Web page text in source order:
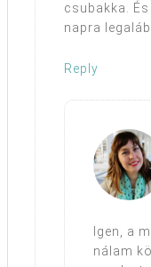
csubakka.
napra
Reply
Igen, a
nálam